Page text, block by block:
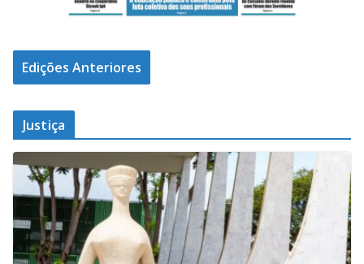
Edições Anteriores
Justiça